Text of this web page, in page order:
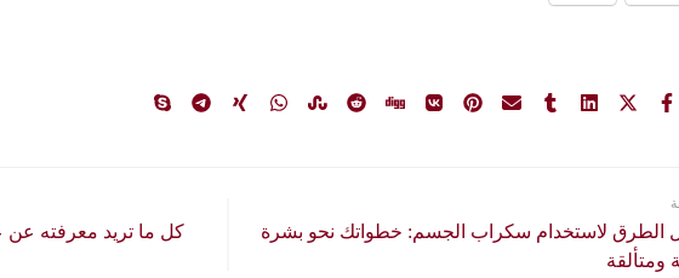
الطرق لاستخدام سكراب الجسم: خطواتك نحو بشرة
ومتألقة
كل ما تريد معرفته